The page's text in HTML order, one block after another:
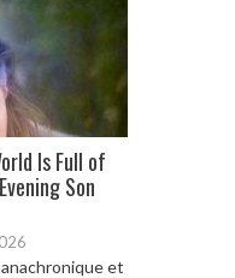
Is Full of
Son
et